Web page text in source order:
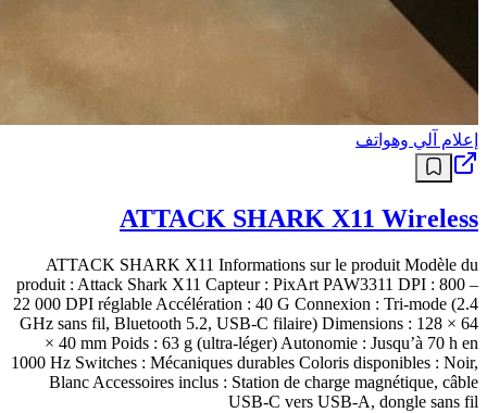
إعلام آلي وهواتف
ATTACK SHARK X11 Wireless
ATTACK SHARK X11 Informations sur le produit Modèle du
produit : Attack Shark X11 Capteur : PixArt PAW3311 DPI : 800 –
22 000 DPI réglable Accélération : 40 G Connexion : Tri‑mode (2.4
GHz sans fil, Bluetooth 5.2, USB‑C filaire) Dimensions : 128 × 64
× 40 mm Poids : 63 g (ultra‑léger) Autonomie : Jusqu’à 70 h en
1000 Hz Switches : Mécaniques durables Coloris disponibles : Noir,
Blanc Accessoires inclus : Station de charge magnétique, câble
USB‑C vers USB‑A, dongle sans fil